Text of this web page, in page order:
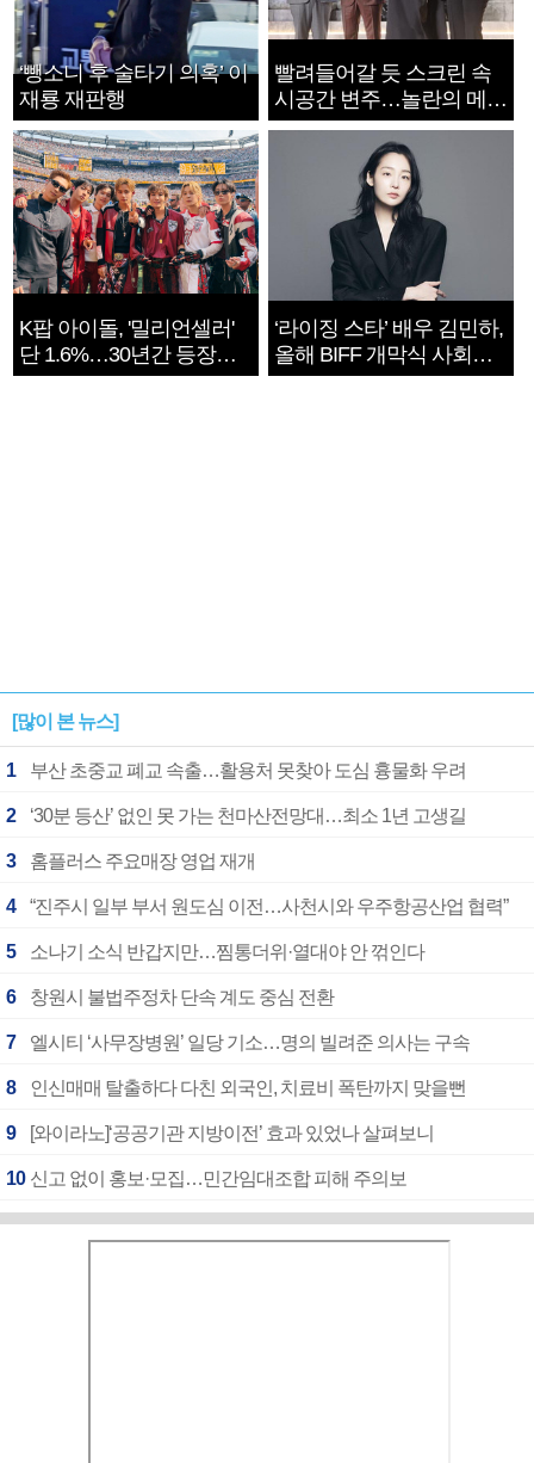
‘뺑소니 후 술타기 의혹’ 이
재룡 재판행
빨려들어갈 듯 스크린 속
시공간 변주…놀란의 메시
지는 ‘전쟁 속죄’
K팝 아이돌, '밀리언셀러'
단 1.6%…30년간 등장
1182개팀 전수조사
‘라이징 스타’ 배우 김민하,
올해 BIFF 개막식 사회자
확정
[많이 본 뉴스]
1 부산 초중교 폐교 속출…활용처 못찾아 도심 흉물화 우려
2 ‘30분 등산’ 없인 못 가는 천마산전망대…최소 1년 고생길
3 홈플러스 주요매장 영업 재개
4 “진주시 일부 부서 원도심 이전…사천시와 우주항공산업 협력”
5 소나기 소식 반갑지만…찜통더위·열대야 안 꺾인다
6 창원시 불법주정차 단속 계도 중심 전환
7 엘시티 ‘사무장병원’ 일당 기소…명의 빌려준 의사는 구속
8 인신매매 탈출하다 다친 외국인, 치료비 폭탄까지 맞을뻔
9 [와이라노]‘공공기관 지방이전’ 효과 있었나 살펴보니
10 신고 없이 홍보·모집…민간임대조합 피해 주의보